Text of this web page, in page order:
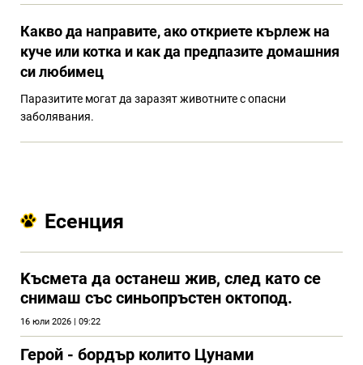
Какво да направите, ако откриете кърлеж на
куче или котка и как да предпазите домашния
си любимец
Паразитите могат да заразят животните с опасни
заболявания.
Есенция
Kъсмета да останеш жив, след като се
снимаш със синьопръстен октопод.
16 юли 2026 | 09:22
Герой - бордър колито Цунами